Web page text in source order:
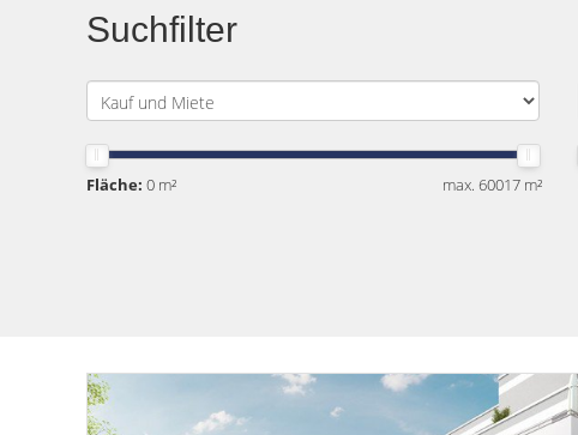
Suchfilter
Fläche: 0 m² max. 60017 m²